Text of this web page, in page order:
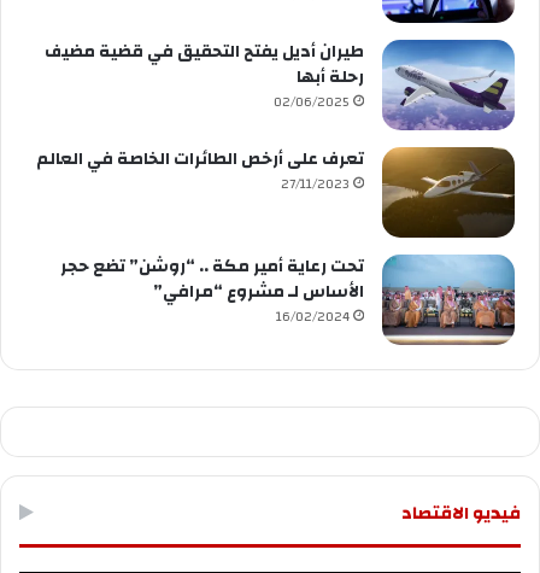
طيران أديل يفتح التحقيق في قضية مضيف
رحلة أبها
02/06/2025
تعرف على أرخص الطائرات الخاصة في العالم
27/11/2023
تحت رعاية أمير مكة .. “روشن” تضع حجر
الأساس لـ مشروع “مرافي”
16/02/2024
فيديو الاقتصاد